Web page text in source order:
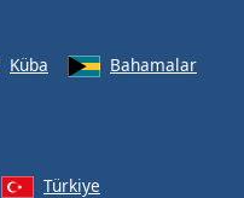
Küba
Bahamalar
Türkiye